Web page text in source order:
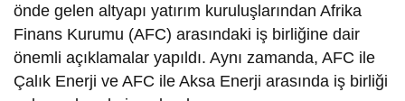
önde gelen altyapı yatırım kuruluşlarından Afrika
Finans Kurumu (AFC) arasındaki iş birliğine dair
önemli açıklamalar yapıldı. Aynı zamanda, AFC ile
Çalık Enerji ve AFC ile Aksa Enerji arasında iş birliği